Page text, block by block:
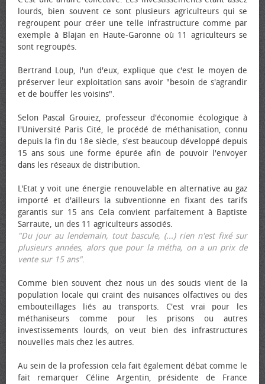
lourds, bien souvent ce sont plusieurs agriculteurs qui se
regroupent pour créer une telle infrastructure comme par
exemple à Blajan en Haute-Garonne où 11 agriculteurs se
sont regroupés.
Bertrand Loup, l'un d'eux, explique que c'est le moyen de
préserver leur exploitation sans avoir "besoin de s'agrandir
et de bouffer les voisins".
Selon Pascal Grouiez, professeur d'économie écologique à
l'Université Paris Cité, le procédé de méthanisation, connu
depuis la fin du 18e siècle, s'est beaucoup développé depuis
15 ans sous une forme épurée afin de pouvoir l'envoyer
dans les réseaux de distribution.
L'Etat y voit une énergie renouvelable en alternative au gaz
importé et d'ailleurs la subventionne en fixant des tarifs
garantis sur 15 ans Cela convient parfaitement à Baptiste
Sarraute, un des 11 agriculteurs associés.
"Du jour au lendemain, tout bascule, (...) rien n'est fixé sur
plusieurs années, alors que pour la métha, on a un prix de
vente sur 15 ans".
Comme bien souvent chez nous un des soucis vient de la
population locale qui craint des nuisances olfactives ou des
embouteillages liés au transports. C'est vrai pour les
méthaniseurs comme pour les prisons ou autres
investissements lourds, on veut bien des infrastructures
nouvelles mais chez les autres.
Au sein de la profession cela fait également débat comme le
fait remarquer Céline Argentin, présidente de France